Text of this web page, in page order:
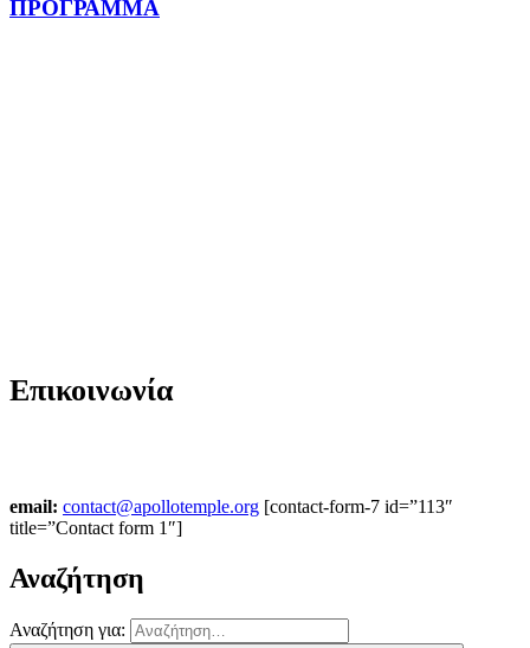
ΠΡΟΓΡΑΜΜΑ
Επικοινωνία
email: contact@apollotemple.org [contact-form-7 id=”113″
title=”Contact form 1″]
Αναζήτηση
Αναζήτηση για: